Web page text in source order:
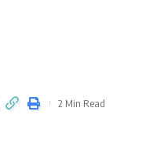
2 Min Read